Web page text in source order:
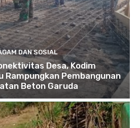
DAN SOSIAL
Desa, Kodim
Pembangunan
Beton Garuda